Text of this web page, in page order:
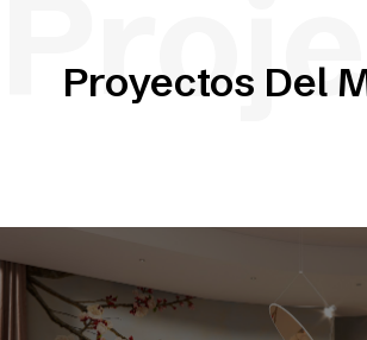
Proyectos Del